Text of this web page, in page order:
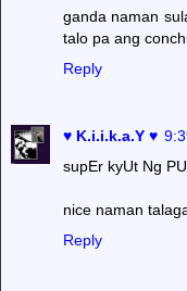
ganda naman
talo pa ang
Reply
♥ K.i.i.k.a.Y ♥
supEr kyUt Ng
nice naman
Reply